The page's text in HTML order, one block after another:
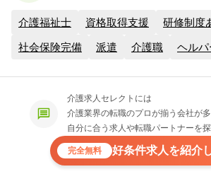
介護福祉士 資格取得支援 研修制度
社会保険完備 派遣 介護職 ヘルパ
介護求人セレクトには
介護業界の転職のプロが揃う会社が
自分に合う求人や転職パートナーを探
完全無料 好条件求人を紹介